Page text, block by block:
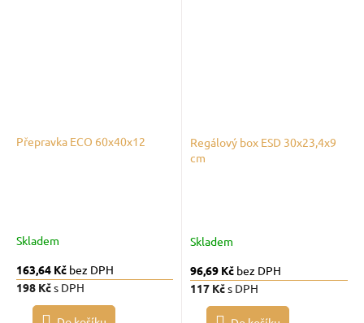
Přepravka ECO 60x40x12
Skladem
163,64 Kč bez DPH
198 Kčs DPH
Regálový box ESD 30x23,4x9
cm
Skladem
96,69 Kč bez DPH
117 Kčs DPH